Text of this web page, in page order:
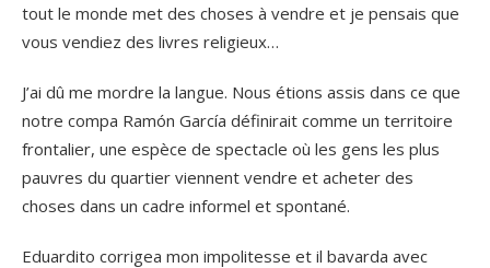
tout le monde met des choses à vendre et je pensais que
vous vendiez des livres religieux…
J’ai dû me mordre la langue. Nous étions assis dans ce que
notre compa Ramón García définirait comme un territoire
frontalier, une espèce de spectacle où les gens les plus
pauvres du quartier viennent vendre et acheter des
choses dans un cadre informel et spontané.
Eduardito corrigea mon impolitesse et il bavarda avec